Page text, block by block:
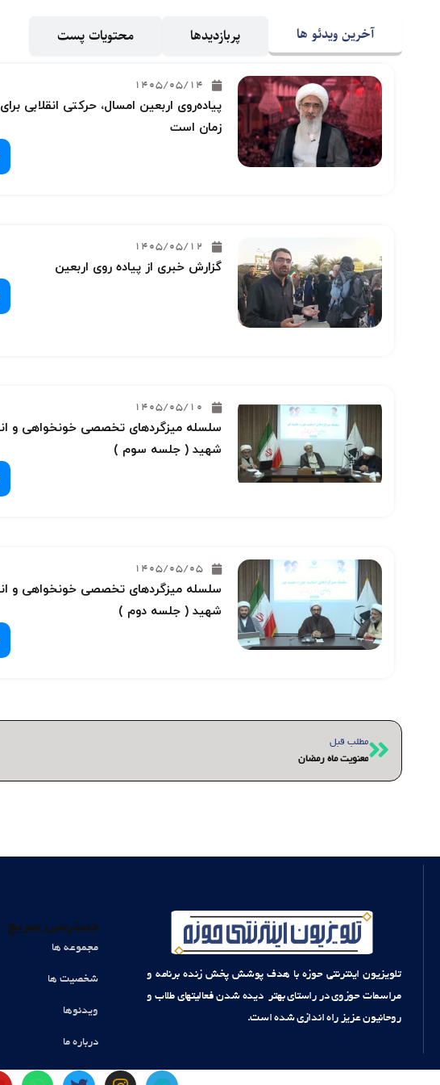
آخرین ویدئو ها پربازدیدها محتویات پست
1405/05/14
پیاده‌روی اربعین امسال، حرکتی انقلابی
زمان است
1405/05/12
گزارش خبری از پیاده روی اربعین
1405/05/10
سلسله میزگردهای تخصصی خونخواهی و
شهید ( جلسه سوم )
1405/05/05
سلسله میزگردهای تخصصی خونخواهی و
شهید ( جلسه دوم )
قبلیمطلب قبل
معنویت ماه رمضان
تلویزیون اینترنتی حوزه با هدف پوشش پخش زنده برنامه و
مراسمات حوزوی در راستای بهتر دیده شدن فعالیتهای طلاب و
روحانیون عزیز راه اندازی شده است.
دسترسی سریع
مجموعه ها
شخصیت ها
ویدئوها
درباره ما
T
I
T
W